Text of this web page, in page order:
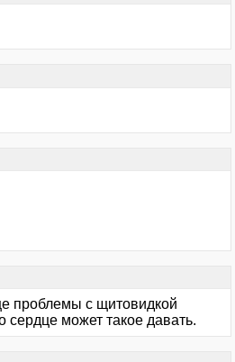
проблемы с щитовидкой
сердце может такое давать.